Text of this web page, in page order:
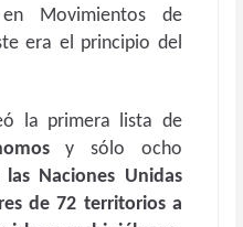
en Movimientos de
era el principio del
la primera lista de
y sólo ocho
Naciones Unidas
de 72 territorios a